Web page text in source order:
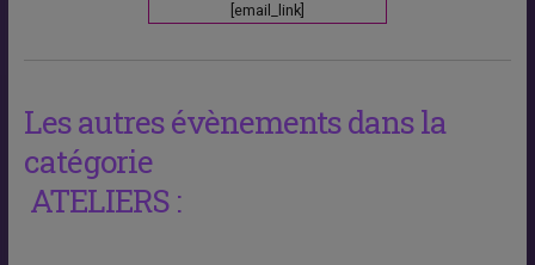
[email_link]
Les autres évènements dans la
catégorie
ATELIERS :